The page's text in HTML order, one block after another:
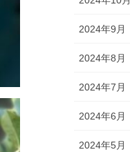
2024年9月
2024年8月
2024年7月
2024年6月
2024年5月